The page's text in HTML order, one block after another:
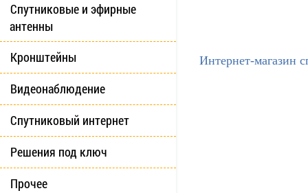
Спутниковые и эфирные
антенны
Кронштейны
Видеонаблюдение
Спутниковый интернет
Решения под ключ
Прочее
Интернет-магазин